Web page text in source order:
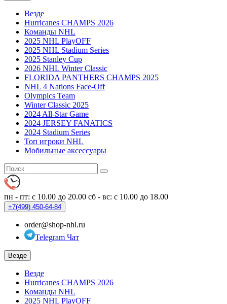
Везде
Hurricanes CHAMPS 2026
Команды NHL
2025 NHL PlayOFF
2025 NHL Stadium Series
2025 Stanley Cup
2026 NHL Winter Classic
FLORIDA PANTHERS CHAMPS 2025
NHL 4 Nations Face-Off
Olympics Team
Winter Classic 2025
2024 All-Star Game
2024 JERSEY FANATICS
2024 Stadium Series
Топ игроки NHL
Мобильные аксессуары
пн - пт: с 10.00 до 20.00 сб - вс: с 10.00 до 18.00
+7(499) 450-64-84
order@shop-nhl.ru
Telegram Чат
Везде
Везде
Hurricanes CHAMPS 2026
Команды NHL
2025 NHL PlayOFF